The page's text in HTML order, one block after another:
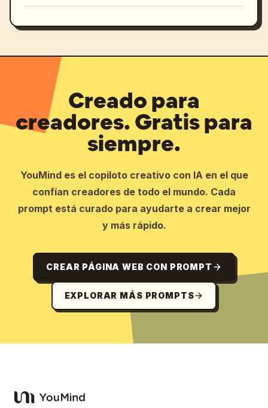
Creado para
creadores. Gratis para
siempre.
YouMind es el copiloto creativo con IA en el que
confían creadores de todo el mundo. Cada
prompt está curado para ayudarte a crear mejor
y más rápido.
CREAR PÁGINA WEB CON PROMPT
EXPLORAR MÁS PROMPTS